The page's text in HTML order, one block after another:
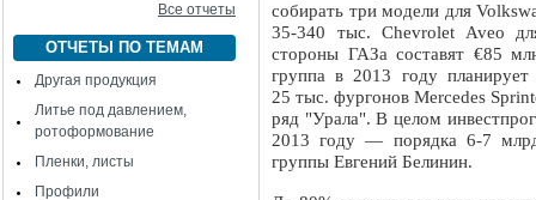
Все отчеты
ОТЧЕТЫ ПО ТЕМАМ
Другая продукция
Литье под давлением,
ротоформование
Пленки, листы
Профили
собирать три модели для
35-340 тыс. Chevrolet Aveo
стороны ГАЗа составят €85
группа в 2013 году
25 тыс. фургонов Mercedes
ряд "Урала". В целом
2013 году — порядка 6-7
группы Евгений Белинин.